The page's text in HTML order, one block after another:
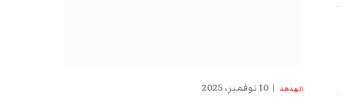
الهدهد 10 نوفمبر، 2025